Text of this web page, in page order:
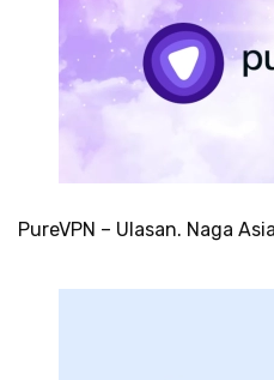
PureVPN – Ulasan. Naga